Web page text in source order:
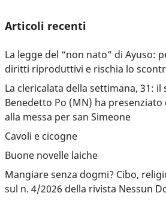
Articoli recenti
La legge del “non nato” di Ayuso:
diritti riproduttivi e rischia lo
La clericalata della settimana, 31: il
Benedetto Po (MN) ha
alla messa per san Simeone
Cavoli e cicogne
Buone novelle laiche
Mangiare senza dogmi? Cibo,
sul n. 4/2026 della rivista Nessun